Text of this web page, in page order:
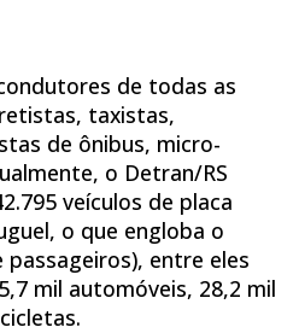
de todas as
taxistas,
de ônibus, micro-
o Detran/RS
veículos de placa
o que engloba o
entre eles
mil automóveis, 28,2 mil